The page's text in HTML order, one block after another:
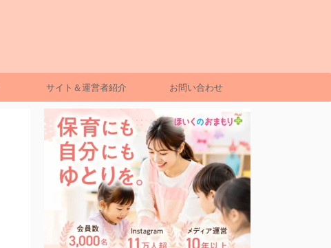
サイト＆運営者紹介 お問い合わせ